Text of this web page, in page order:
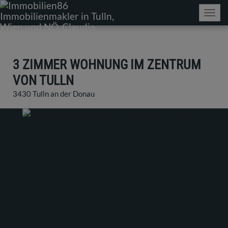
3 ZIMMER WOHNUNG IM ZENTRUM
VON TULLN
3430 Tulln an der Donau